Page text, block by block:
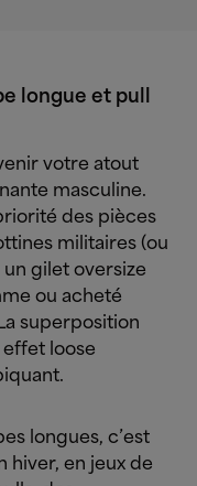
longue et pull
votre atout
masculine.
des pièces
militaires (ou
gilet oversize
ou acheté
superposition
loose
longues, c’est
hiver, en jeux de